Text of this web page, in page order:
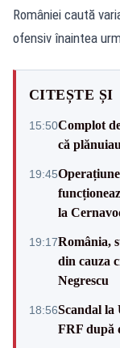
României caută
ofensiv înaintea
CITEȘTE ȘI
15:50Complot
că
19:45
la
19:17România,
din cauza
Negrescu
18:56Scandal la
FRF după